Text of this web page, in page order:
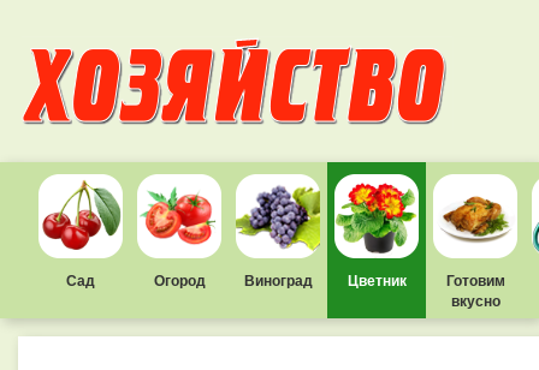
Сад Огород Виноград Цветник
Готовим
вкусно